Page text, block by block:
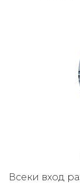
Всеки вход